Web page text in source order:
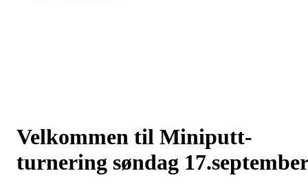
Velkommen til Miniputt-
turnering søndag